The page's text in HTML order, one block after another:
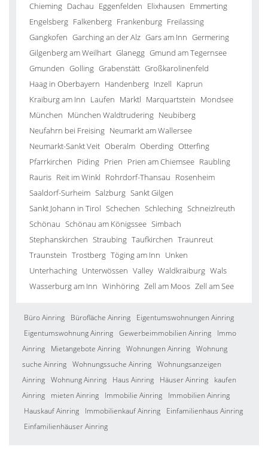
Chieming Dachau Eggenfelden Elixhausen Emmerting
Engelsberg Falkenberg Frankenburg Freilassing
Gangkofen Garching an der Alz Gars am Inn Germering
Gilgenberg am Weilhart Glanegg Gmund am Tegernsee
Gmunden Golling Grabenstätt Großkarolinenfeld
Haag in Oberbayern Handenberg Inzell Kaprun
Kraiburg am Inn Laufen Marktl Marquartstein Mondsee
München München Waldtrudering Neubiberg
Neufahrn bei Freising Neumarkt am Wallersee
Neumarkt-Sankt Veit Oberalm Oberding Otterfing
Pfarrkirchen Piding Prien Prien am Chiemsee Raubling
Rauris Reit im Winkl Rohrdorf-Thansau Rosenheim
Saaldorf-Surheim Salzburg Sankt Gilgen
Sankt Johann in Tirol Schechen Schleching Schneizlreuth
Schönau Schönau am Königssee Simbach
Stephanskirchen Straubing Taufkirchen Traunreut
Traunstein Trostberg Töging am Inn Unken
Unterhaching Unterwössen Valley Waldkraiburg Wals
Wasserburg am Inn Winhöring Zell am Moos Zell am See
Büro Ainring Bürofläche Ainring
Eigentumswohnungen Ainring
Eigentumswohnung Ainring Gewerbeimmobilien Ainring
Immo
Ainring
Mietangebote Ainring Wohnungen Ainring Wohnung
suche Ainring Wohnungssuche Ainring Wohnungsanzeigen
Ainring Wohnung Ainring Haus Ainring Häuser Ainring
kaufen
Ainring
mieten Ainring Immobilie Ainring
Immobilien Ainring
Hauskauf Ainring
Immobilienkauf Ainring
Einfamilienhaus Ainring
Einfamilienhäuser Ainring